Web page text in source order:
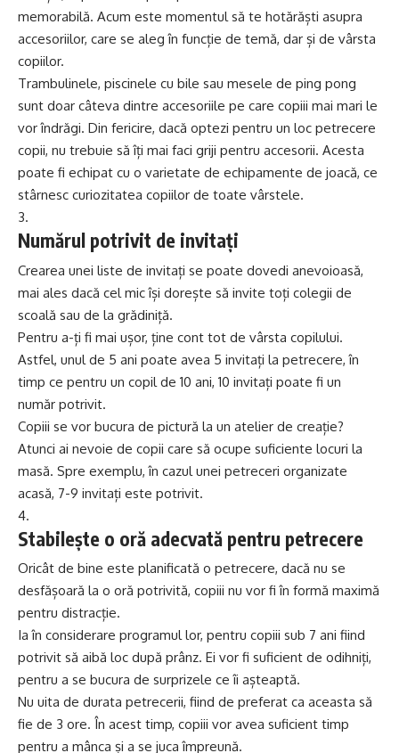
memorabilă. Acum este momentul să te hotărăști asupra
accesoriilor, care se aleg în funcție de temă, dar și de vârsta
copiilor.
Trambulinele, piscinele cu bile sau mesele de ping pong
sunt doar câteva dintre accesoriile pe care copiii mai mari le
vor îndrăgi. Din fericire, dacă optezi pentru un loc petrecere
copii, nu trebuie să îți mai faci griji pentru accesorii. Acesta
poate fi echipat cu o varietate de echipamente de joacă, ce
stârnesc curiozitatea copiilor de toate vârstele.
Numărul potrivit de invitați
Crearea unei liste de invitați se poate dovedi anevoioasă,
mai ales dacă cel mic își dorește să invite toți colegii de
scoală sau de la grădiniță.
Pentru a-ți fi mai ușor, ține cont tot de vârsta copilului.
Astfel, unul de 5 ani poate avea 5 invitați la petrecere, în
timp ce pentru un copil de 10 ani, 10 invitați poate fi un
număr potrivit.
Copiii se vor bucura de pictură la un atelier de creație?
Atunci ai nevoie de copii care să ocupe suficiente locuri la
masă. Spre exemplu, în cazul unei petreceri organizate
acasă, 7-9 invitați este potrivit.
Stabilește o oră adecvată pentru petrecere
Oricât de bine este planificată o petrecere, dacă nu se
desfășoară la o oră potrivită, copiii nu vor fi în formă maximă
pentru distracție.
Ia în considerare programul lor, pentru copiii sub 7 ani fiind
potrivit să aibă loc după prânz. Ei vor fi suficient de odihniți,
pentru a se bucura de surprizele ce îi așteaptă.
Nu uita de durata petrecerii, fiind de preferat ca aceasta să
fie de 3 ore. În acest timp, copiii vor avea suficient timp
pentru a mânca și a se juca împreună.